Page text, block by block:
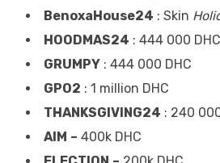
BenoxaHouse24 : Skin
HOODMAS24 : 444 000 DHC
GRUMPY : 444 000 DHC
GPO2 : 1 million DHC
THANKSGIVING24 : 240
AIM – 400k DHC